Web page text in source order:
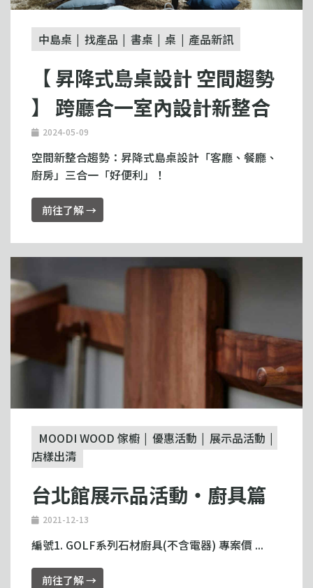
中島桌 找產品 書桌 桌 產品新訊
【 昇降式島桌設計 空間趨勢
】 跨廳合一室內設計新整合
2024-05-09
空間新整合趨勢：昇降式島桌設計「客廳、餐廳、
廚房」三合一「好便利」！
前往了解 →
MOODI WOOD 傢櫥 優惠活動
展示品活動
店樣出清
台北館展示品活動・廚具篇
2021-12-13
編號1. GOLF系列石材廚具(不含電器) 專案價 ...
前往了解 →